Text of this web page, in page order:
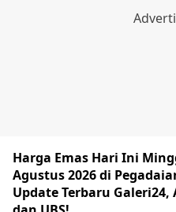
Harga Emas Hari Ini
Agustus 2026 di
Update Terbaru Galeri24,